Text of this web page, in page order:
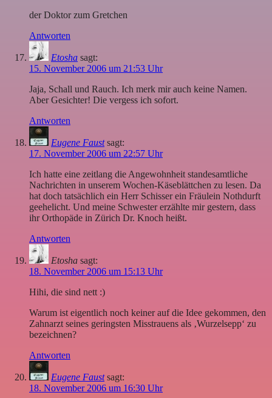
der Doktor zum Gretchen
Antworten
Etosha sagt:
15. November 2006 um 21:53 Uhr
Jaja, Schall und Rauch. Ich merk mir auch keine Namen.
Aber Gesichter! Die vergess ich sofort.
Antworten
Eugene Faust sagt:
17. November 2006 um 22:57 Uhr
Ich hatte eine zeitlang die Angewohnheit standesamtliche
Nachrichten in unserem Wochen-Käseblättchen zu lesen. Da
hat doch tatsächlich ein Herr Schisser ein Fräulein Nothdurft
geehelicht. Und meine Schwester erzählte mir gestern, dass
ihr Orthopäde in Zürich Dr. Knoch heißt.
Antworten
Etosha sagt:
18. November 2006 um 15:13 Uhr
Hihi, die sind nett :)
Warum ist eigentlich noch keiner auf die Idee gekommen, den
Zahnarzt seines geringsten Misstrauens als ‚Wurzelsepp‘ zu
bezeichnen?
Antworten
Eugene Faust sagt:
18. November 2006 um 16:30 Uhr